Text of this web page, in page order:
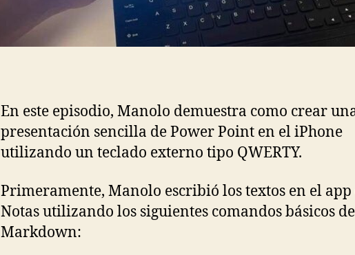
En este episodio, Manolo demuestra como crear
presentación sencilla de Power Point en el iPhone
utilizando un teclado externo tipo QWERTY.
Primeramente, Manolo escribió los textos en el app
Notas utilizando los siguientes comandos básicos de
Markdown: